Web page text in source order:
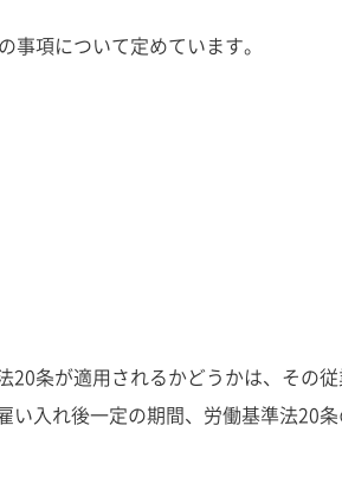
項について定めています。
20条が適用されるかどうかは、その
い入れ後一定の期間、労働基準法20